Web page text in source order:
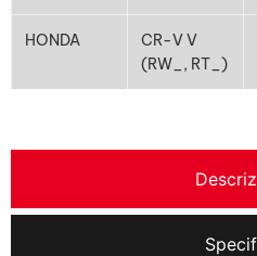
HONDA
CR-V V
(RW_, RT_)